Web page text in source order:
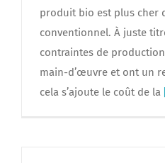
produit bio est plus cher
conventionnel. À juste
contraintes de
main-d’œuvre et ont un
cela s’ajoute le coût de la